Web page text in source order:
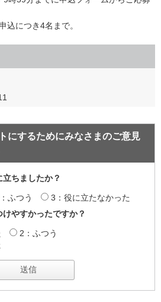
込につき4名まで。
にするためにみなさまのご意見
ちましたか？
ふつう
3：役に立たなかった
やすかったですか？
2：ふつう